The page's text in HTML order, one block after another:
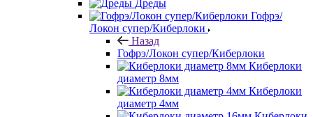
Дреды
Гофрэ/
Локон супер/Киберлоки
Назад
Гофрэ/Локон супер/Киберлоки
Киберлоки
диаметр 8мм
Киберлоки
диаметр 4мм